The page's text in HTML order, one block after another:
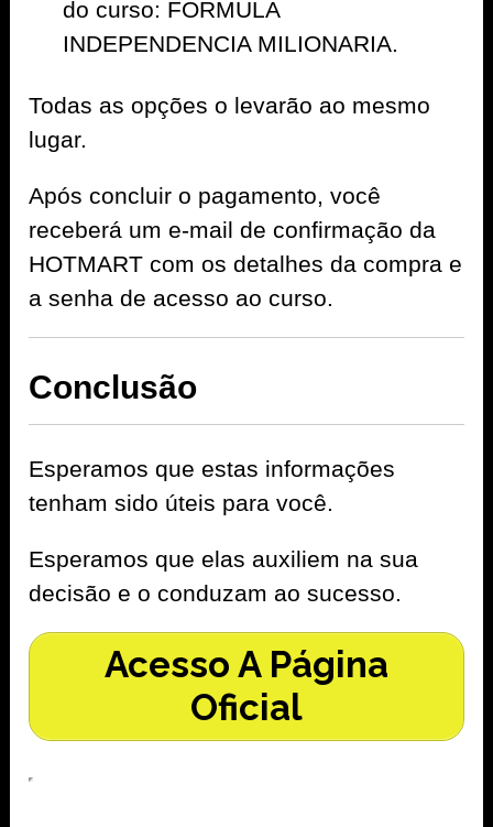
do curso: FORMULA
INDEPENDENCIA MILIONARIA.
Todas as opções o levarão ao mesmo
lugar.
Após concluir o pagamento, você
receberá um e-mail de confirmação da
HOTMART com os detalhes da compra e
a senha de acesso ao curso.
Conclusão
Esperamos que estas informações
tenham sido úteis para você.
Esperamos que elas auxiliem na sua
decisão e o conduzam ao sucesso.
Acesso A Página
Oficial